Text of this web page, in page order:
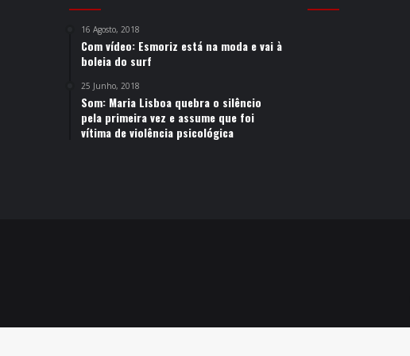
16 Agosto, 2018
Com vídeo: Esmoriz está na moda e vai à
boleia do surf
25 Junho, 2018
Som: Maria Lisboa quebra o silêncio
pela primeira vez e assume que foi
vítima de violência psicológica